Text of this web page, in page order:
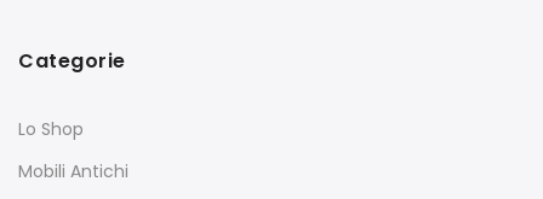
Categorie
Lo Shop
Mobili Antichi